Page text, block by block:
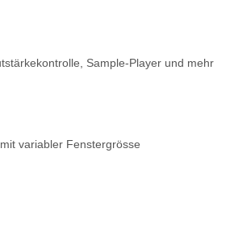
Sample-Player und mehr
variabler Fenstergrösse